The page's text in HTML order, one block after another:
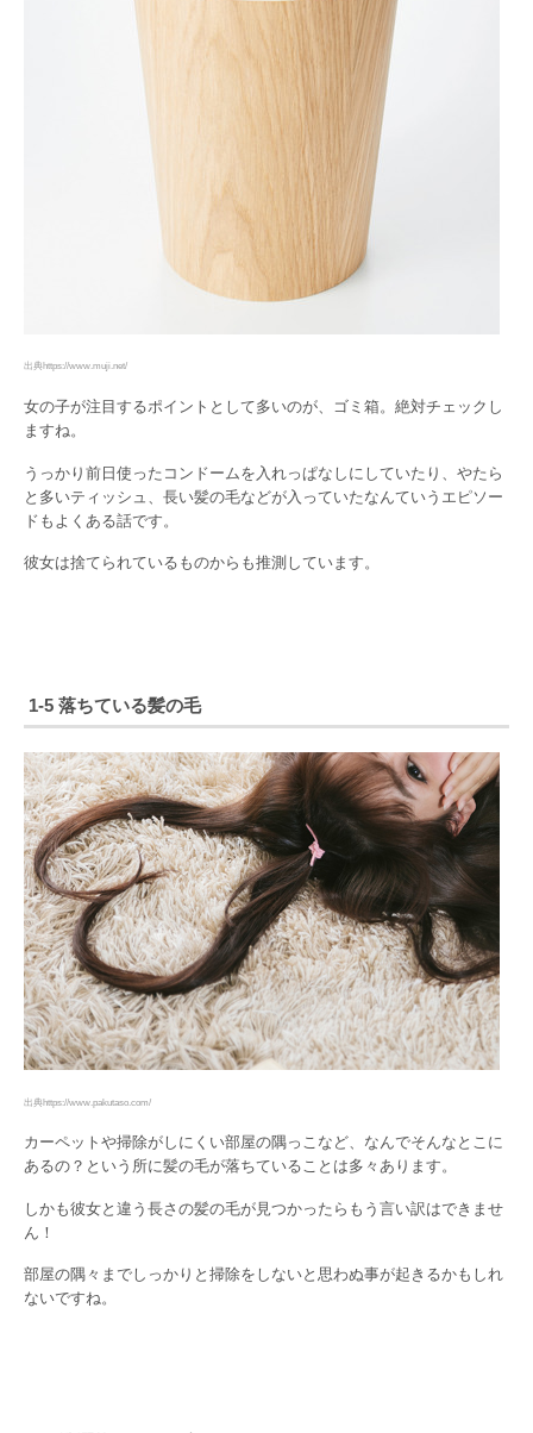
出典https://www.muji.net/
女の子が注目するポイントとして多いのが、ゴミ箱。絶対チェックし
ますね。
うっかり前日使ったコンドームを入れっぱなしにしていたり、やたら
と多いティッシュ、長い髪の毛などが入っていたなんていうエピソー
ドもよくある話です。
彼女は捨てられているものからも推測しています。
1-5 落ちている髪の毛
出典https://www.pakutaso.com/
カーペットや掃除がしにくい部屋の隅っこなど、なんでそんなとこに
あるの？という所に髪の毛が落ちていることは多々あります。
しかも彼女と違う長さの髪の毛が見つかったらもう言い訳はできませ
ん！
部屋の隅々までしっかりと掃除をしないと思わぬ事が起きるかもしれ
ないですね。